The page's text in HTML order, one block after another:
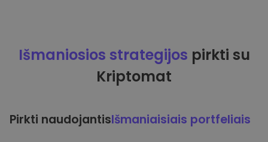
Išmaniosios strategijos pirkti su
Kriptomat
Pirkti naudojantisIšmaniaisiais portfeliais